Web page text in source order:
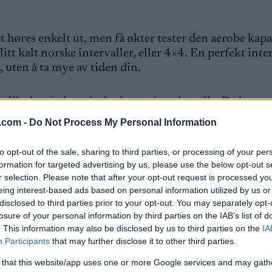
- Do Not Process My Personal Information
opt-out of the sale, sharing to third parties, or processing of your
for targeted advertising by us, please use the below opt-out
selection. Please note that after your opt-out request is processed
interest-based ads based on personal information utilized by us
to third parties prior to your opt-out. You may separately
of your personal information by third parties on the IAB’s list of
This information may also be disclosed by us to third parties on the
Participants that may further disclose it to other third parties.
that this website/app uses one or more Google services and may
enkelt ut, men få økter tester den aerobe
kalt norske intervaller, eller 4×4. En perfekt
å ta mye av tiden din.
bra å gjøre de det inne på tredemølle. Da kan
for time
Intervaller
45-60 minutter